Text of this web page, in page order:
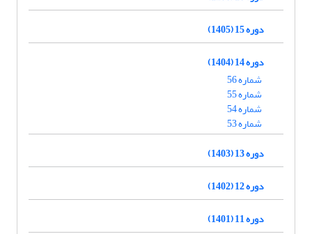
دوره 15 (1405)
دوره 14 (1404)
شماره 56
شماره 55
شماره 54
شماره 53
دوره 13 (1403)
دوره 12 (1402)
دوره 11 (1401)